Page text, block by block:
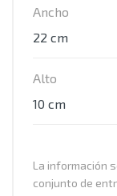
Ancho
22 cm
Alto
10 cm
La información
conjunto de